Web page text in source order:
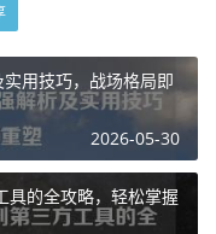
用技巧，战场格局即
2026-05-30
具的全攻略，轻松掌握